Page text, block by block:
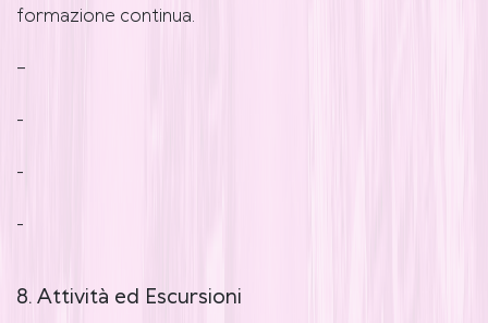
formazione continua.
--
-
-
-
8. Attività ed Escursioni